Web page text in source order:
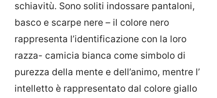
schiavitù. Sono soliti indossare pantaloni,
basco e scarpe nere – il colore nero
rappresenta l’identificazione con la loro
razza- camicia bianca come simbolo di
purezza della mente e dell’animo, mentre l’
intelletto è rappresentato dal colore giallo